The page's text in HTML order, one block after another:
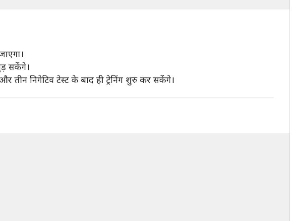
सकेंगे।
निगेटिव टेस्ट के बाद ही ट्रेनिंग शुरु कर सकेंगे।